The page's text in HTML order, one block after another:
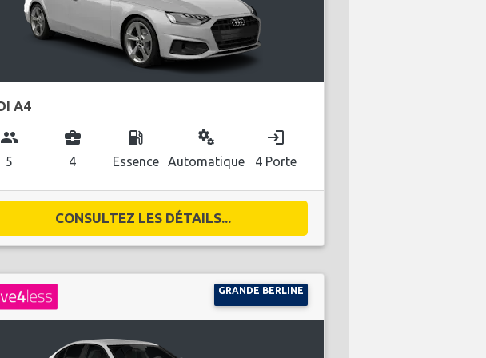
A4
group
5
business_center
4
local_gas_station
Essence
miscellaneous_services
Automatique
login
4 Porte
CONSULTEZ LES DÉTAILS...
GRANDE BERLINE